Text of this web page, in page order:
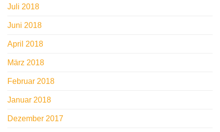
Juli 2018
Juni 2018
April 2018
März 2018
Februar 2018
Januar 2018
Dezember 2017